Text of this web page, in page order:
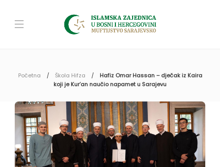
Početna Škola Hifza
Hafiz Omar Hassan – dječak iz Kaira
koji je Kur’an naučio napamet u Sarajevu